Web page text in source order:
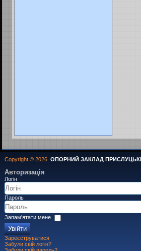
Copyright © 2026. ОПОРНИЙ ЗАКЛАД
Авторизація
Логін
Пароль
Запам'ятати мене
Увійти
Зареєструватися
Забули свій логін?